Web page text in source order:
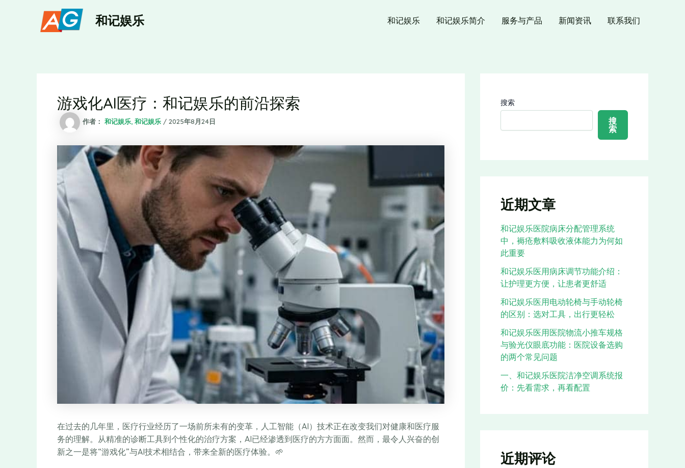
和记娱乐 和记娱乐 和记娱乐简介 服务与产品 新闻资讯 联系我们
游戏化AI医疗：和记娱乐的前沿探索
作者： 和记娱乐, 和记娱乐 / 2025年8月24日
在过去的几年里，医疗行业经历了一场前所未有的变革，人工智能（AI）技术正在改变我们对健康和医疗服
务的理解。从精准的诊断工具到个性化的治疗方案，AI已经渗透到医疗的方方面面。然而，最令人兴奋的创
新之一是将“游戏化”与AI技术相结合，带来全新的医疗体验。🌱
搜索
搜
索
近期文章
和记娱乐医院病床分配管理系统
中，褥疮敷料吸收液体能力为何如
此重要
和记娱乐医用病床调节功能介绍：
让护理更方便，让患者更舒适
和记娱乐医用电动轮椅与手动轮椅
的区别：选对工具，出行更轻松
和记娱乐医用医院物流小推车规格
与验光仪眼底功能：医院设备选购
的两个常见问题
一、和记娱乐医院洁净空调系统报
价：先看需求，再看配置
近期评论